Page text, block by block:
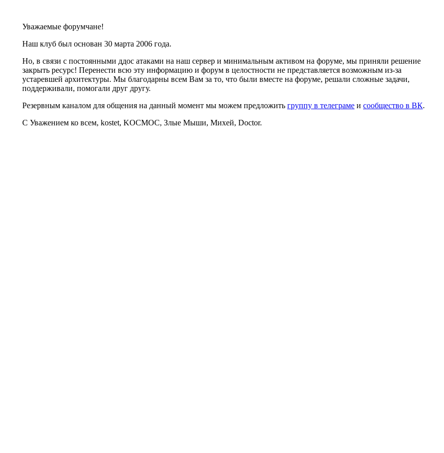
Уважаемые форумчане!
Наш клуб был основан 30 марта 2006 года.
Но, в связи с постоянными ддос атаками на наш сервер и минимальным активом на форуме, мы приняли решение
закрыть ресурс! Перенести всю эту информацию и форум в целостности не представляется возможным из-за
устаревшей архитектуры. Мы благодарны всем Вам за то, что были вместе на форуме, решали сложные задачи,
поддерживали, помогали друг другу.
Резервным каналом для общения на данный момент мы можем предложить группу в телеграме и сообщество в ВК.
С Уважением ко всем, kostet, KOCMOC, Злые Мыши, Михей, Doctor.